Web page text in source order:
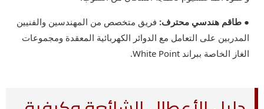
● طاقم هندسي محترف: فريق متخصص من المهندسين والفنيين
المدربين على التعامل مع الدوائر الكهربائية المعقدة ومجموعات
الغاز الخاصة ببراند White Point.